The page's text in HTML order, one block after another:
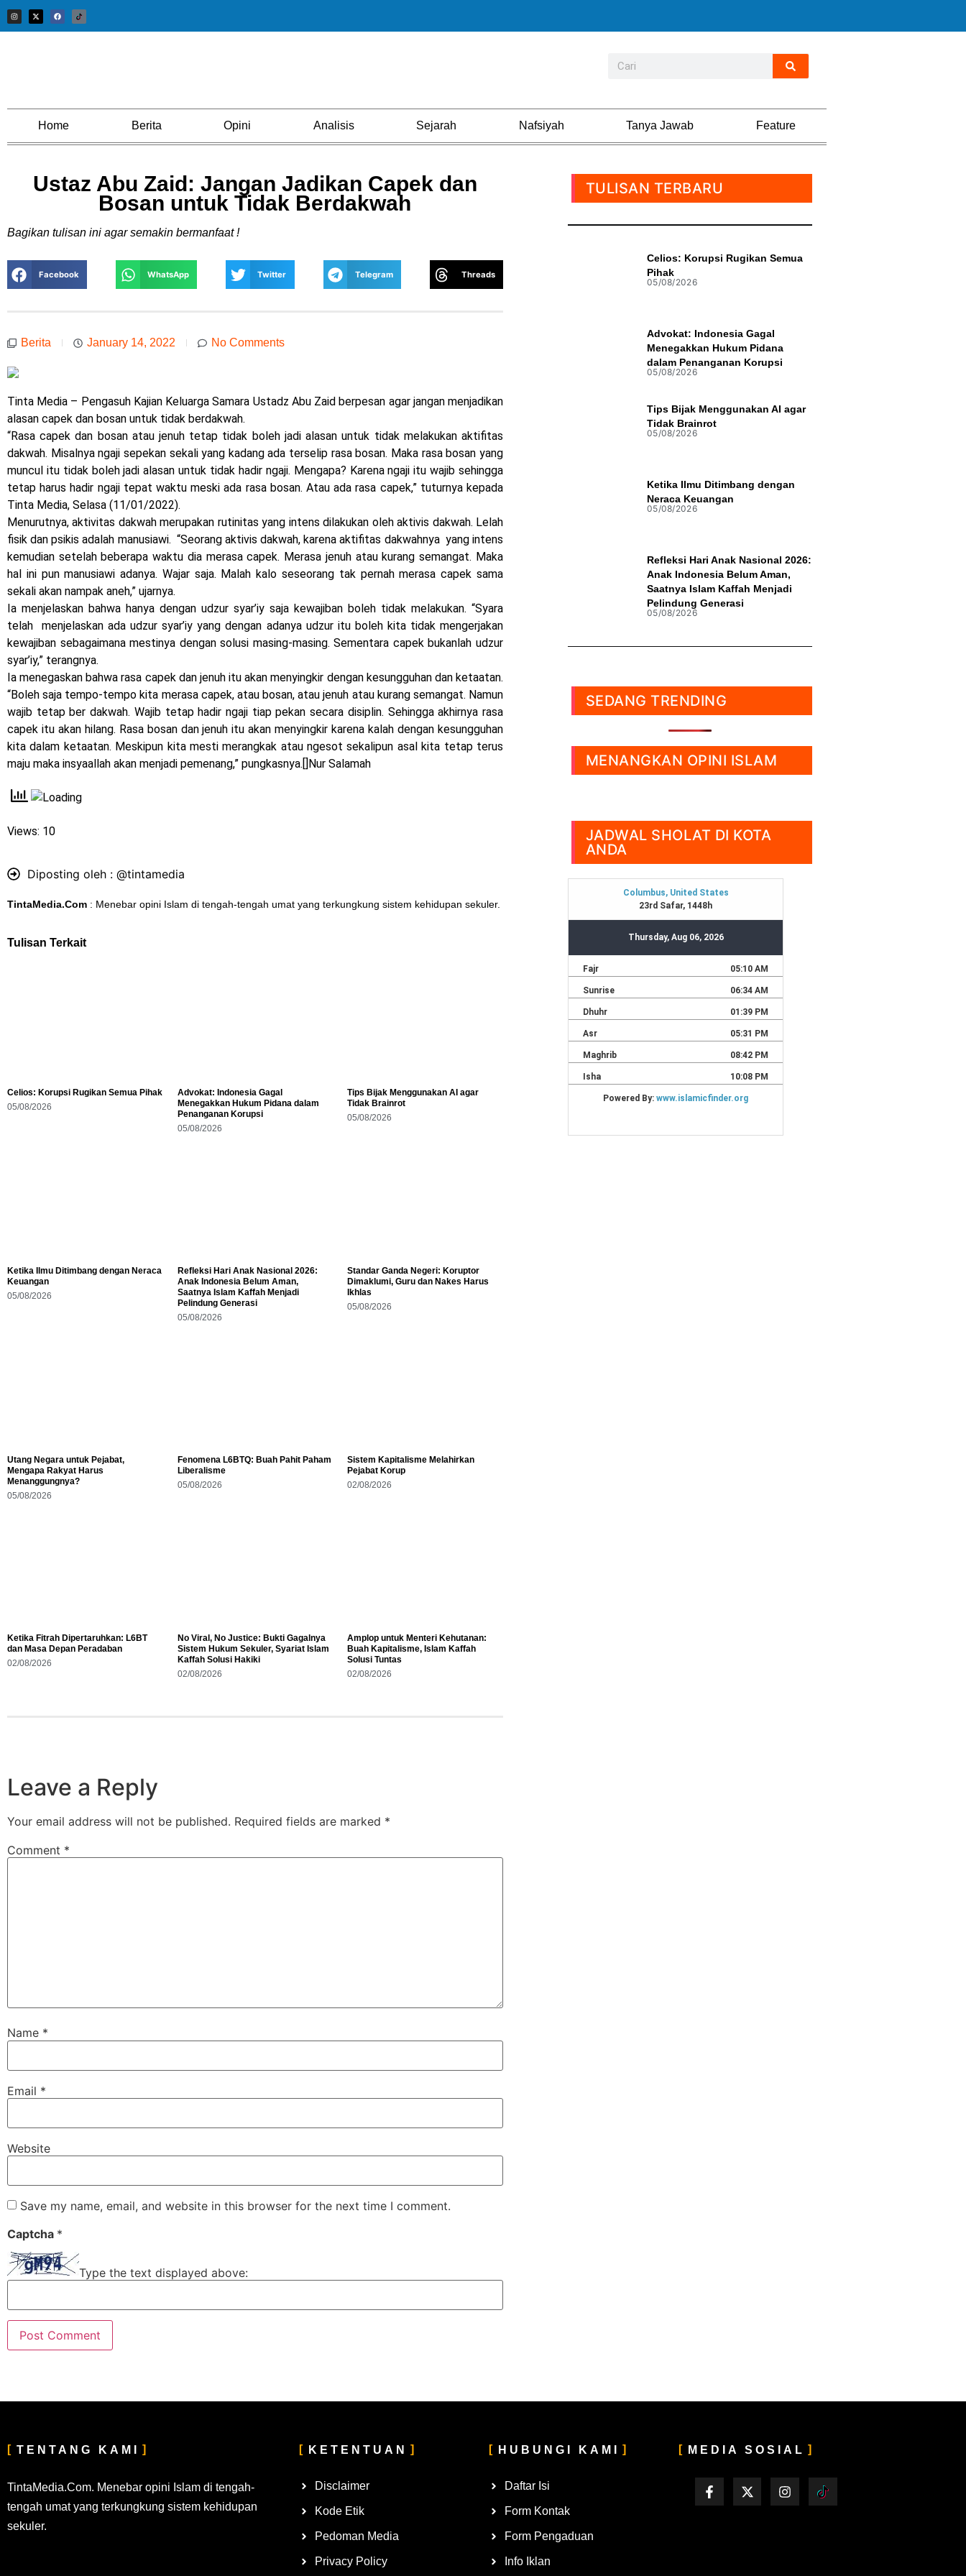
Home Berita Opini Analisis Sejarah Nafsiyah Tanya Jawab Feature
Ustaz Abu Zaid: Jangan Jadikan Capek dan
Bosan untuk Tidak Berdakwah
Bagikan tulisan ini agar semakin bermanfaat !
Facebook WhatsApp Twitter Telegram Threads
Berita January 14, 2022 No Comments
Tinta Media – Pengasuh Kajian Keluarga Samara Ustadz Abu Zaid berpesan agar jangan menjadikan
alasan capek dan bosan untuk tidak berdakwah.
“Rasa capek dan bosan atau jenuh tetap tidak boleh jadi alasan untuk tidak melakukan aktifitas
dakwah. Misalnya ngaji sepekan sekali yang kadang ada terselip rasa bosan. Maka rasa bosan yang
muncul itu tidak boleh jadi alasan untuk tidak hadir ngaji. Mengapa? Karena ngaji itu wajib sehingga
tetap harus hadir ngaji tepat waktu meski ada rasa bosan. Atau ada rasa capek,” tuturnya kepada
Tinta Media, Selasa (11/01/2022).
Menurutnya, aktivitas dakwah merupakan rutinitas yang intens dilakukan oleh aktivis dakwah. Lelah
fisik dan psikis adalah manusiawi. “Seorang aktivis dakwah, karena aktifitas dakwahnya yang intens
kemudian setelah beberapa waktu dia merasa capek. Merasa jenuh atau kurang semangat. Maka
hal ini pun manusiawi adanya. Wajar saja. Malah kalo seseorang tak pernah merasa capek sama
sekali akan nampak aneh,” ujarnya.
Ia menjelaskan bahwa hanya dengan udzur syar’iy saja kewajiban boleh tidak melakukan. “Syara
telah menjelaskan ada udzur syar’iy yang dengan adanya udzur itu boleh kita tidak mengerjakan
kewajiban sebagaimana mestinya dengan solusi masing-masing. Sementara capek bukanlah udzur
syar’iy,” terangnya.
Ia menegaskan bahwa rasa capek dan jenuh itu akan menyingkir dengan kesungguhan dan ketaatan.
“Boleh saja tempo-tempo kita merasa capek, atau bosan, atau jenuh atau kurang semangat. Namun
wajib tetap ber dakwah. Wajib tetap hadir ngaji tiap pekan secara disiplin. Sehingga akhirnya rasa
capek itu akan hilang. Rasa bosan dan jenuh itu akan menyingkir karena kalah dengan kesungguhan
kita dalam ketaatan. Meskipun kita mesti merangkak atau ngesot sekalipun asal kita tetap terus
maju maka insyaallah akan menjadi pemenang,” pungkasnya.
Nur Salamah
Views: 10
Diposting oleh : @tintamedia
TintaMedia.Com : Menebar opini Islam di tengah-tengah umat yang terkungkung sistem kehidupan sekuler.
Tulisan Terkait
Celios: Korupsi Rugikan Semua Pihak
05/08/2026
Advokat: Indonesia Gagal
Menegakkan Hukum Pidana dalam
Penanganan Korupsi
05/08/2026
Tips Bijak Menggunakan AI agar
Tidak Brainrot
05/08/2026
Ketika Ilmu Ditimbang dengan Neraca
Keuangan
05/08/2026
Refleksi Hari Anak Nasional 2026:
Anak Indonesia Belum Aman,
Saatnya Islam Kaffah Menjadi
Pelindung Generasi
05/08/2026
Standar Ganda Negeri: Koruptor
Dimaklumi, Guru dan Nakes Harus
Ikhlas
05/08/2026
Utang Negara untuk Pejabat,
Mengapa Rakyat Harus
Menanggungnya?
05/08/2026
Fenomena L6BTQ: Buah Pahit Paham
Liberalisme
05/08/2026
Sistem Kapitalisme Melahirkan
Pejabat Korup
02/08/2026
Ketika Fitrah Dipertaruhkan: L6BT
dan Masa Depan Peradaban
02/08/2026
No Viral, No Justice: Bukti Gagalnya
Sistem Hukum Sekuler, Syariat Islam
Kaffah Solusi Hakiki
02/08/2026
Amplop untuk Menteri Kehutanan:
Buah Kapitalisme, Islam Kaffah
Solusi Tuntas
02/08/2026
Leave a Reply
Your email address will not be published. Required fields are marked *
Comment *
Name *
Email *
Website
Save my name, email, and website in this browser for the next time I comment.
Captcha *
Type the text displayed above:
TULISAN TERBARU
Celios: Korupsi Rugikan Semua
Pihak
05/08/2026
Advokat: Indonesia Gagal
Menegakkan Hukum Pidana
dalam Penanganan Korupsi
05/08/2026
Tips Bijak Menggunakan AI agar
Tidak Brainrot
05/08/2026
Ketika Ilmu Ditimbang dengan
Neraca Keuangan
05/08/2026
Refleksi Hari Anak Nasional 2026:
Anak Indonesia Belum Aman,
Saatnya Islam Kaffah Menjadi
Pelindung Generasi
05/08/2026
SEDANG TRENDING
MENANGKAN OPINI ISLAM
JADWAL SHOLAT DI KOTA
ANDA
TENTANG KAMI
TintaMedia.Com. Menebar opini Islam di tengah-
tengah umat yang terkungkung sistem kehidupan
sekuler.
KETENTUAN
Disclaimer
Kode Etik
Pedoman Media
Privacy Policy
HUBUNGI KAMI
Daftar Isi
Form Kontak
Form Pengaduan
Info Iklan
MEDIA SOSIAL